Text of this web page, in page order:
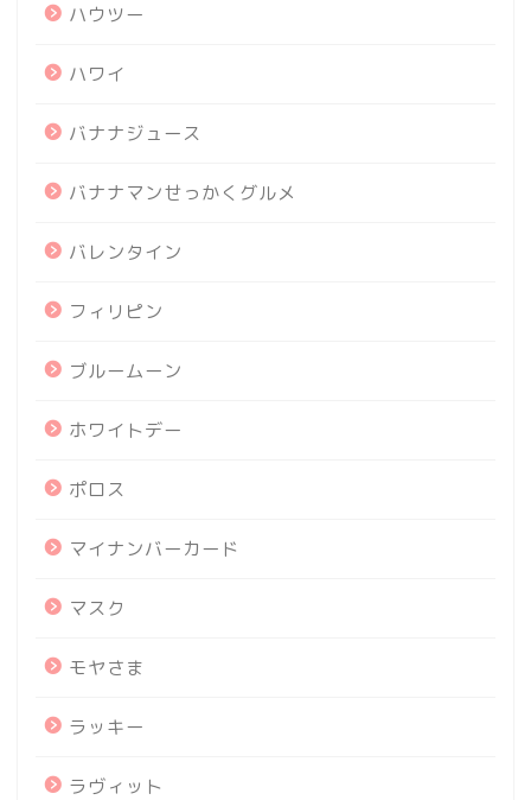
ハウツー
ハワイ
バナナジュース
バナナマンせっかくグルメ
バレンタイン
フィリピン
ブルームーン
ホワイトデー
ポロス
マイナンバーカード
マスク
モヤさま
ラッキー
ラヴィット